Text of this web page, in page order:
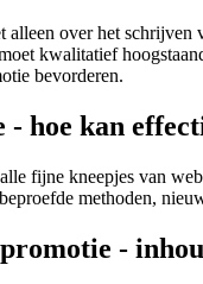
over het schrijven
kwalitatief
bevorderen.
- hoe kan
fijne kneepjes van
methoden,
-